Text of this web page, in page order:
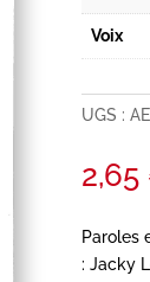
Voix
UGS :
2,65
Paroles
: Jacky